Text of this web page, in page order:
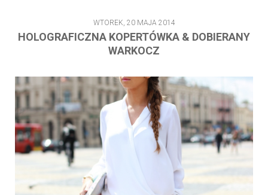
WTOREK, 20 MAJA 2014
HOLOGRAFICZNA KOPERTÓWKA & DOBIERANY
WARKOCZ